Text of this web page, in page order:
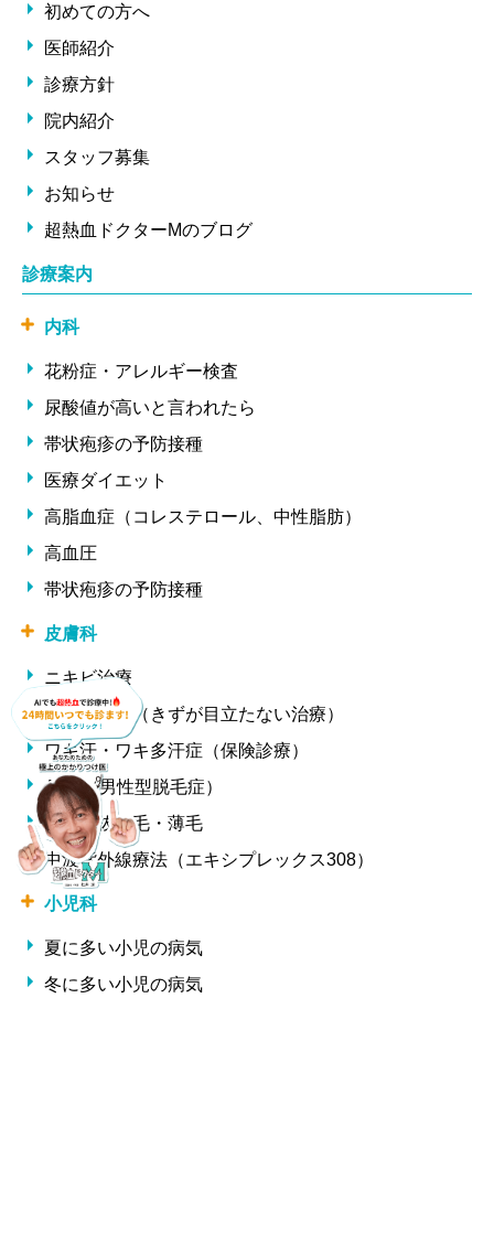
初めての方へ
医師紹介
診療方針
院内紹介
スタッフ募集
お知らせ
超熱血ドクターMのブログ
診療案内
内科
花粉症・アレルギー検査
尿酸値が高いと言われたら
帯状疱疹の予防接種
医療ダイエット
高脂血症（コレステロール、中性脂肪）
高血圧
帯状疱疹の予防接種
皮膚科
ニキビ治療
ほくろ除去（きずが目立たない治療）
ワキ汗・ワキ多汗症（保険診療）
AGA（男性型脱毛症）
女性の抜け毛・薄毛
中波紫外線療法（エキシプレックス308）
小児科
夏に多い小児の病気
冬に多い小児の病気